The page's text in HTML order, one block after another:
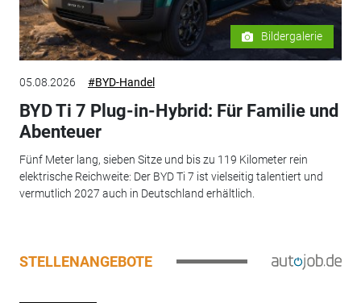
Bildergalerie
05.08.2026 #BYD-Handel
BYD Ti 7 Plug-in-Hybrid: Für Familie und
Abenteuer
Fünf Meter lang, sieben Sitze und bis zu 119 Kilometer rein
elektrische Reichweite: Der BYD Ti 7 ist vielseitig talentiert und
vermutlich 2027 auch in Deutschland erhältlich.
STELLENANGEBOTE